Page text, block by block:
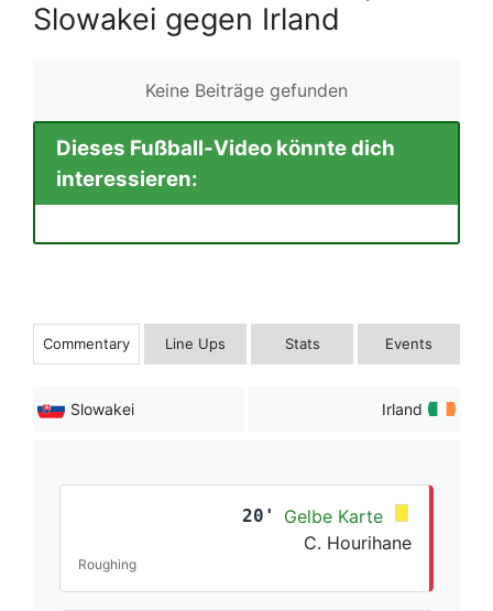
Slowakei gegen Irland
Keine Beiträge gefunden
Dieses Fußball-Video könnte dich
interessieren:
Commentary Line Ups Stats Events
Slowakei Irland
20'
Gelbe Karte
C. Hourihane
Roughing